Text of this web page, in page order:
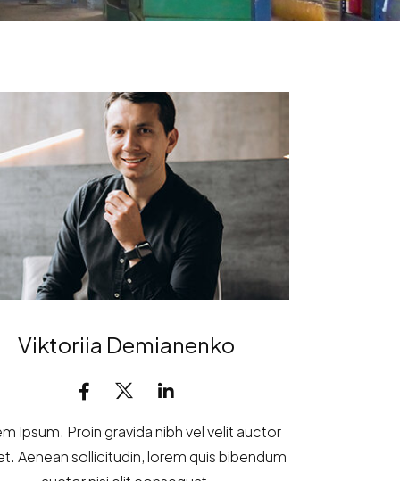
Viktoriia Demianenko
Ipsum. Proin gravida nibh vel velit auctor
Aenean sollicitudin, lorem quis bibendum